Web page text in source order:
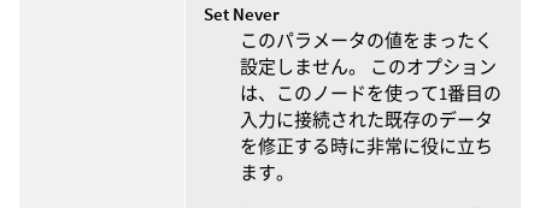
Set Never
このパラメータの値をまったく
設定しません。 このオプション
は、このノードを使って1番目の
入力に接続された既存のデータ
を修正する時に非常に役に立ち
ます。